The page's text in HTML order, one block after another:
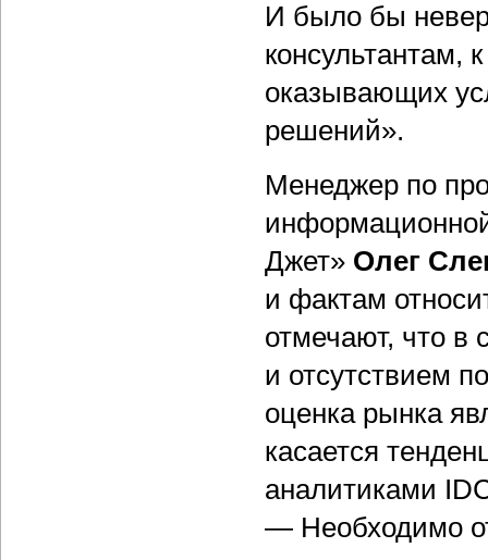
И было бы
консультантам,
оказывающих
решений».
Менеджер по
Джет» Олег
и фактам
отмечают, что в
и отсутствием
оценка рынка
касается
аналитиками
— Необходимо